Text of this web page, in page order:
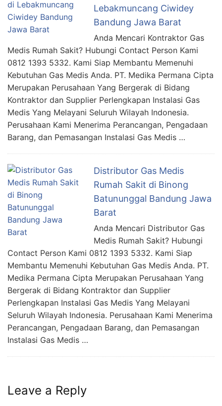
Lebakmuncang Ciwidey
Bandung Jawa Barat
Anda Mencari Kontraktor Gas
Medis Rumah Sakit? Hubungi Contact Person Kami
0812 1393 5332. Kami Siap Membantu Memenuhi
Kebutuhan Gas Medis Anda. PT. Medika Permana Cipta
Merupakan Perusahaan Yang Bergerak di Bidang
Kontraktor dan Supplier Perlengkapan Instalasi Gas
Medis Yang Melayani Seluruh Wilayah Indonesia.
Perusahaan Kami Menerima Perancangan, Pengadaan
Barang, dan Pemasangan Instalasi Gas Medis …
Distributor Gas Medis
Rumah Sakit di Binong
Batununggal Bandung Jawa
Barat
Anda Mencari Distributor Gas
Medis Rumah Sakit? Hubungi
Contact Person Kami 0812 1393 5332. Kami Siap
Membantu Memenuhi Kebutuhan Gas Medis Anda. PT.
Medika Permana Cipta Merupakan Perusahaan Yang
Bergerak di Bidang Kontraktor dan Supplier
Perlengkapan Instalasi Gas Medis Yang Melayani
Seluruh Wilayah Indonesia. Perusahaan Kami Menerima
Perancangan, Pengadaan Barang, dan Pemasangan
Instalasi Gas Medis …
Leave a Reply